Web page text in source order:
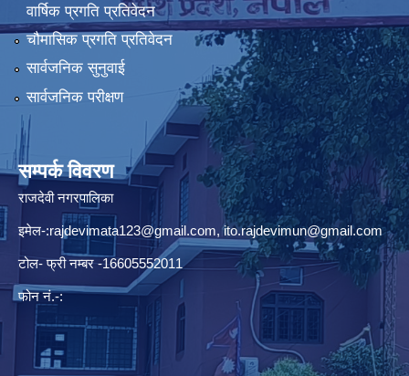
वार्षिक प्रगति प्रतिवेदन
चौमासिक प्रगति प्रतिवेदन
सार्वजनिक सुनुवाई
सार्वजनिक परीक्षण
सम्पर्क विवरण
राजदेवी नगरपालिका
इमेल-:rajdevimata123@gmail.com,ito.rajdevimun@gmail.com
टोल- फ्री नम्बर -16605552011
फोन नं.-: